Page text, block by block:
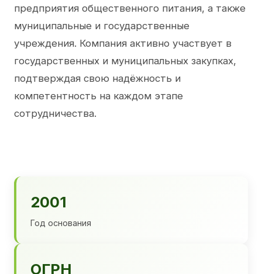
предприятия общественного питания, а также
муниципальные и государственные
учреждения. Компания активно участвует в
государственных и муниципальных закупках,
подтверждая свою надёжность и
компетентность на каждом этапе
сотрудничества.
2001
Год основания
ОГРН